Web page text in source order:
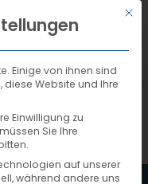
DEUTSCHMit
Einige von ihnen sind
diese Website und Ihre
Einwilligung zu
Sie Ihre
auf unserer
während andere uns